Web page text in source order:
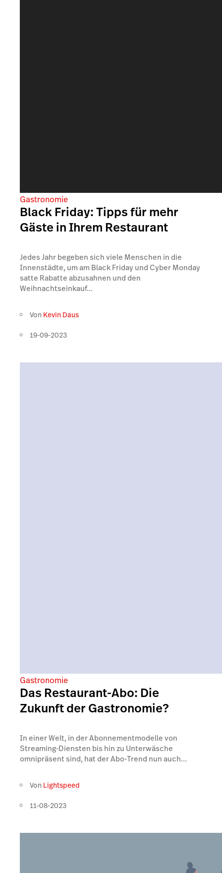
Gastronomie
Black Friday: Tipps für mehr
Gäste in Ihrem Restaurant
Jedes Jahr begeben sich viele Menschen in die
Innenstädte, um am Black Friday und Cyber Monday
satte Rabatte abzusahnen und den
Weihnachtseinkauf...
Von Kevin Daus
19-09-2023
Gastronomie
Das Restaurant-Abo: Die
Zukunft der Gastronomie?
In einer Welt, in der Abonnementmodelle von
Streaming-Diensten bis hin zu Unterwäsche
omnipräsent sind, hat der Abo-Trend nun auch...
Von Lightspeed
11-08-2023